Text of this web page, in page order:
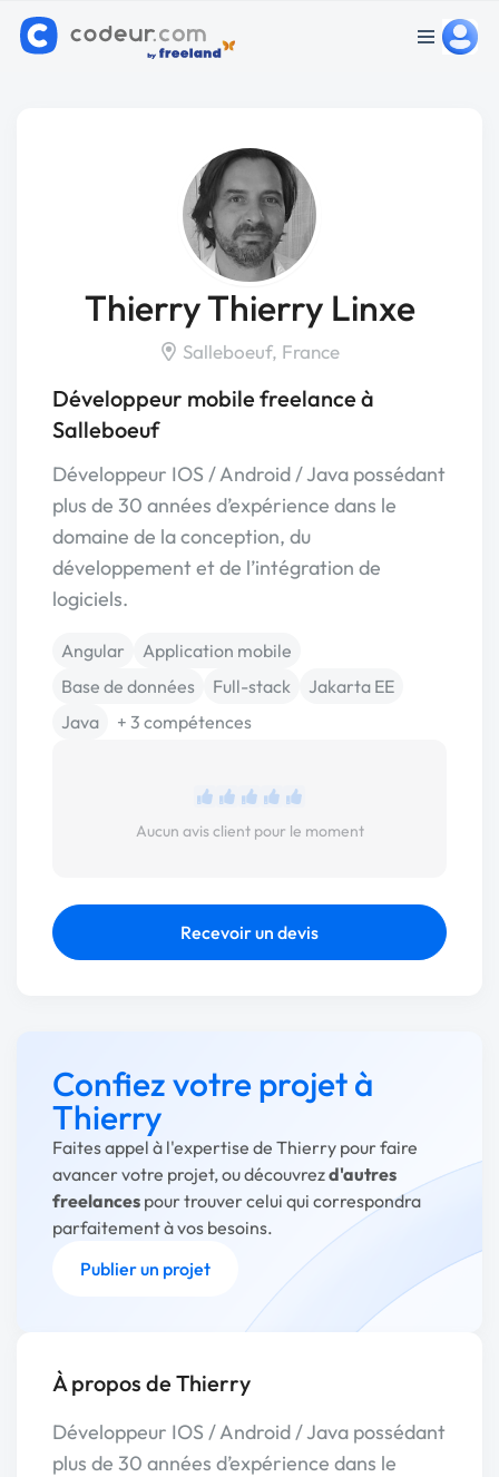
Thierry Thierry Linxe
Salleboeuf, France
Développeur mobile freelance à
Salleboeuf
Développeur IOS / Android / Java possédant
plus de 30 années d’expérience dans le
domaine de la conception, du
développement et de l’intégration de
logiciels.
Angular
Application mobile
Base de données
Full-stack
Jakarta EE
Java
+ 3 compétences
Aucun avis client pour le moment
Recevoir un devis
Confiez votre projet à
Thierry
Faites appel à l'expertise de Thierry pour faire
avancer votre projet, ou découvrezd'autres
freelances pour trouver celui qui correspondra
parfaitement à vos besoins.
Publier un projet
À propos de Thierry
Développeur IOS / Android / Java possédant
plus de 30 années d’expérience dans le